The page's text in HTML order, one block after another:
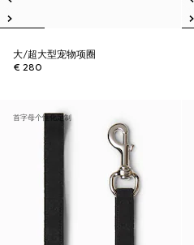
大/超大型宠物项圈
€ 280
首字母个性化定制